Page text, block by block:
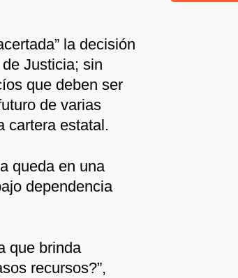
la decisión
Justicia; sin
que deben ser
de varias
cartera estatal.
queda en una
dependencia
que brinda
recursos?”,